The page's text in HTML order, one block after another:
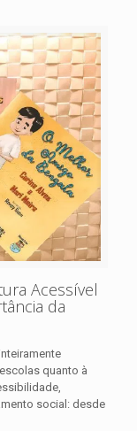
Acessível
da
quanto à
social: desde